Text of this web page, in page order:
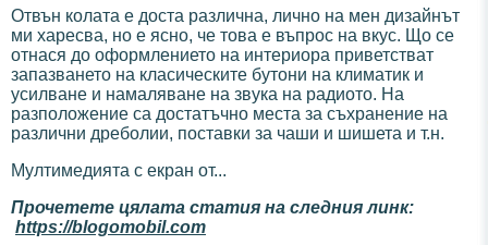
Отвън колата е доста различна, лично на мен дизайнът
ми харесва, но е ясно, че това е въпрос на вкус. Що се
отнася до оформлението на интериора приветстват
запазването на класическите бутони на климатик и
усилване и намаляване на звука на радиото. На
разположение са достатъчно места за съхранение на
различни дреболии, поставки за чаши и шишета и т.н.
Мултимедията с екран от...
Прочетете цялата статия на следния линк:
https://blogomobil.com